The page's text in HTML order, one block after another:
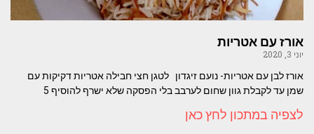
אורז עם אטריות
יוני 3, 2020
אורז לבן עם אטריות- נועם זיגדון לטגן חצי חבילה אטריות דקיקות עם
שמן עד לקבלת גוון שחום לערבב בלי הפסקה שלא ישרף להוסיף 5
לצפיה במתכון לחץ כאן